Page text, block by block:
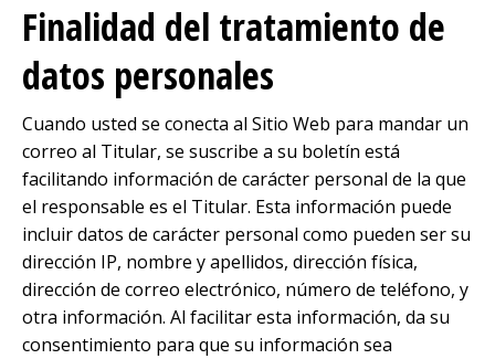
Finalidad del tratamiento de
datos personales
Cuando usted se conecta al Sitio Web para mandar un
correo al Titular, se suscribe a su boletín está
facilitando información de carácter personal de la que
el responsable es el Titular. Esta información puede
incluir datos de carácter personal como pueden ser su
dirección IP, nombre y apellidos, dirección física,
dirección de correo electrónico, número de teléfono, y
otra información. Al facilitar esta información, da su
consentimiento para que su información sea